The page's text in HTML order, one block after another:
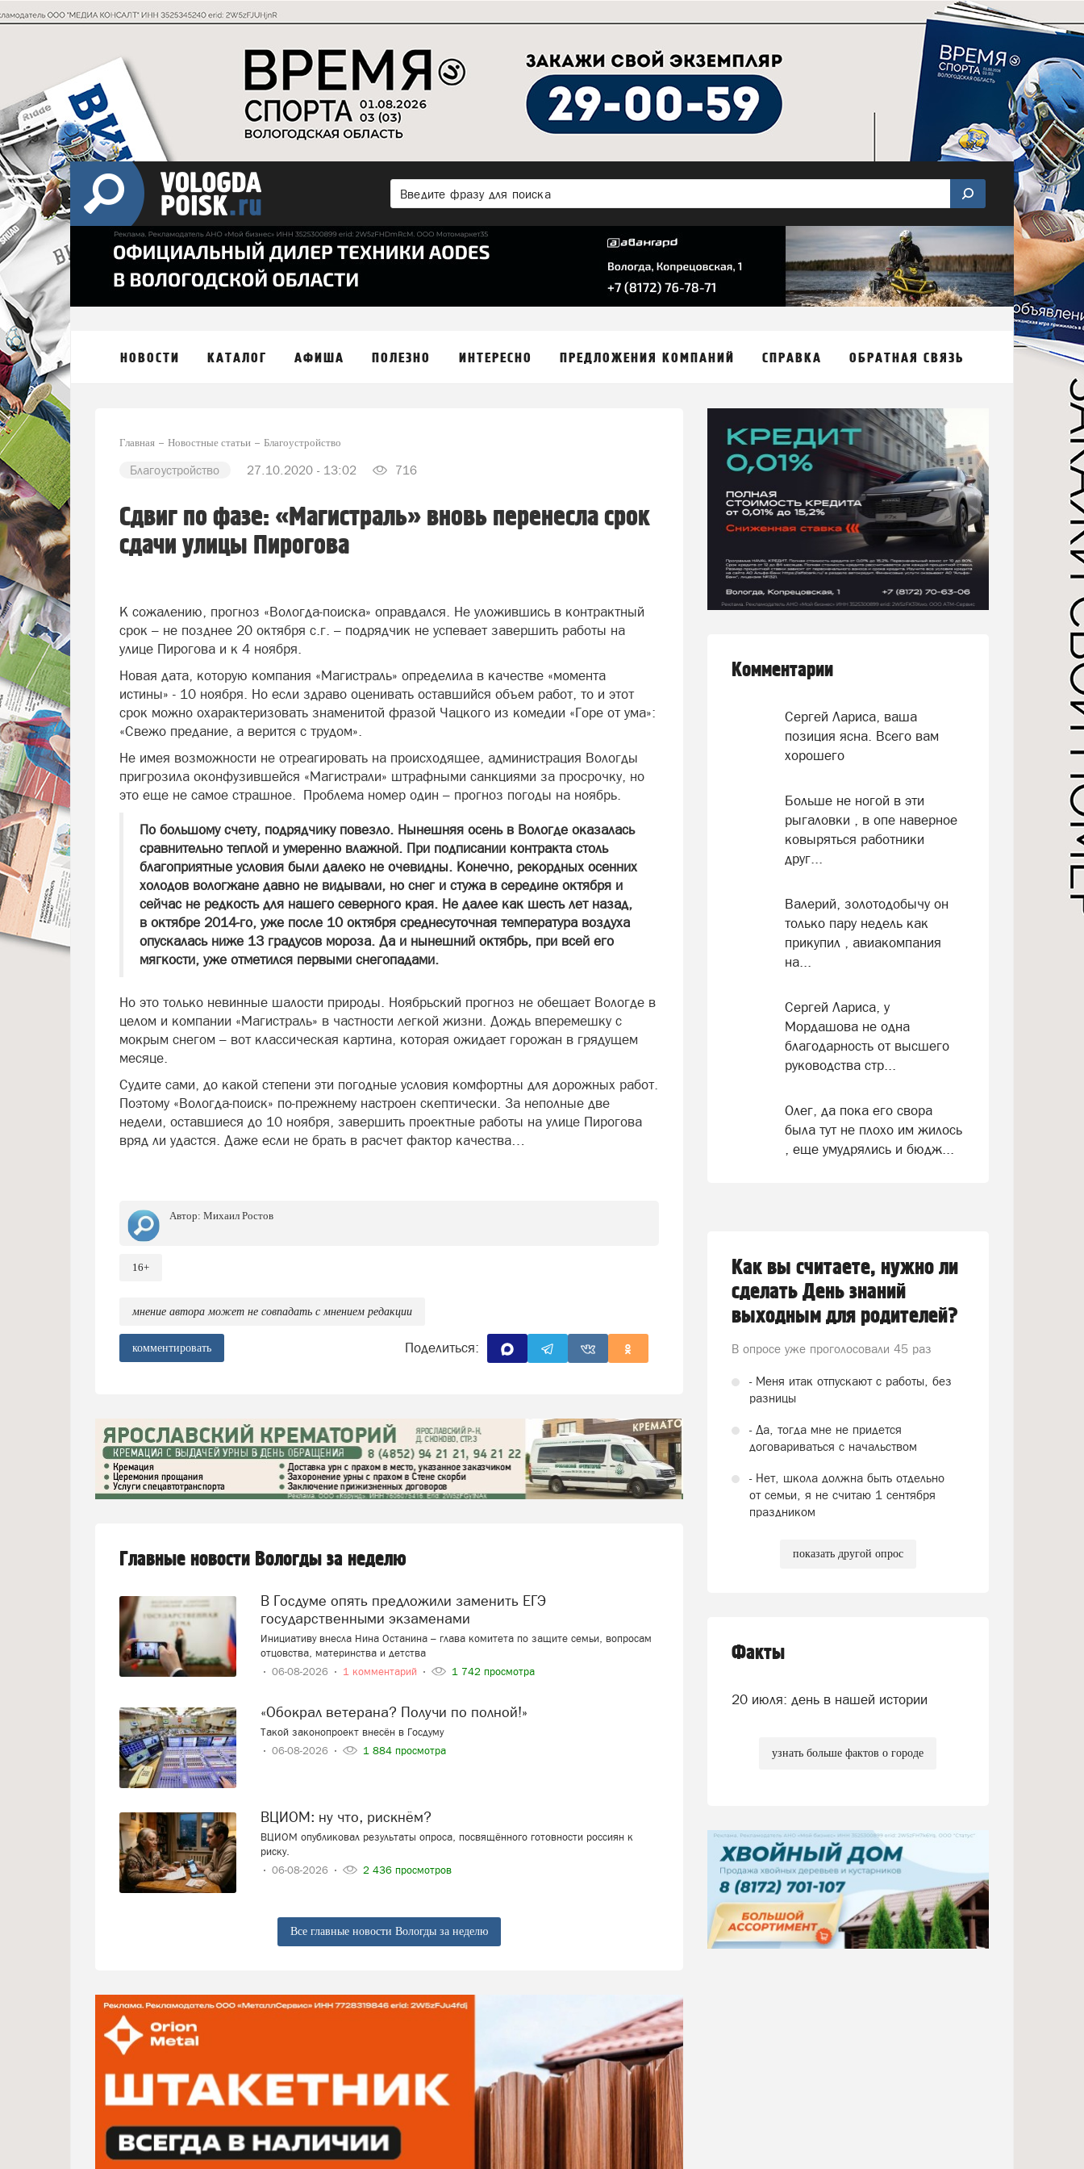
НОВОСТИ КАТАЛОГ АФИША ПОЛЕЗНО ИНТЕРЕСНО ПРЕДЛОЖЕНИЯ КОМПАНИЙ СПРАВКА ОБРАТНАЯ СВЯЗЬ
Главная Новостные статьи Благоустройство
Благоустройство 27.10.2020 - 13:02 716
Сдвиг по фазе: «Магистраль» вновь перенесла срок
сдачи улицы Пирогова
К сожалению, прогноз «Вологда-поиска» оправдался. Не уложившись в контрактный
срок – не позднее 20 октября с.г. – подрядчик не успевает завершить работы на
улице Пирогова и к 4 ноября.
Новая дата, которую компания «Магистраль» определила в качестве «момента
истины» - 10 ноября. Но если здраво оценивать оставшийся объем работ, то и этот
срок можно охарактеризовать знаменитой фразой Чацкого из комедии «Горе от ума»:
«Свежо предание, а верится с трудом».
Не имея возможности не отреагировать на происходящее, администрация Вологды
пригрозила оконфузившейся «Магистрали» штрафными санкциями за просрочку, но
это еще не самое страшное. Проблема номер один – прогноз погоды на ноябрь.
По большому счету, подрядчику повезло. Нынешняя осень в Вологде оказалась
сравнительно теплой и умеренно влажной. При подписании контракта столь
благоприятные условия были далеко не очевидны. Конечно, рекордных осенних
холодов вологжане давно не видывали, но снег и стужа в середине октября и
сейчас не редкость для нашего северного края. Не далее как шесть лет назад,
в октябре 2014-го, уже после 10 октября среднесуточная температура воздуха
опускалась ниже 13 градусов мороза. Да и нынешний октябрь, при всей его
мягкости, уже отметился первыми снегопадами.
Но это только невинные шалости природы. Ноябрьский прогноз не обещает Вологде в
целом и компании «Магистраль» в частности легкой жизни. Дождь вперемешку с
мокрым снегом – вот классическая картина, которая ожидает горожан в грядущем
месяце.
Судите сами, до какой степени эти погодные условия комфортны для дорожных работ.
Поэтому «Вологда-поиск» по-прежнему настроен скептически. За неполные две
недели, оставшиеся до 10 ноября, завершить проектные работы на улице Пирогова
вряд ли удастся. Даже если не брать в расчет фактор качества…
Автор: Михаил Ростов
16+
мнение автора может не совпадать с мнением редакции
комментировать Поделиться:
Главные новости Вологды за неделю
В Госдуме опять предложили заменить ЕГЭ
государственными экзаменами
Инициативу внесла Нина Останина – глава комитета по защите семьи, вопросам
отцовства, материнства и детства
06-08-2026
1 комментарий 1 742 просмотра
«Обокрал ветерана? Получи по полной!»
Такой законопроект внесён в Госдуму
06-08-2026
1 884 просмотра
ВЦИОМ: ну что, рискнём?
ВЦИОМ опубликовал результаты опроса, посвящённого готовности россиян к
риску.
06-08-2026
2 436 просмотров
Все главные новости Вологды за неделю
Комментарии
Сергей Лариса, ваша
позиция ясна. Всего вам
хорошего
Больше не ногой в эти
рыгаловки , в опе наверное
ковыряться работники
друг...
Валерий, золотодобычу он
только пару недель как
прикупил , авиакомпания
на...
Сергей Лариса, у
Мордашова не одна
благодарность от высшего
руководства стр...
Олег, да пока его свора
была тут не плохо им жилось
, еще умудрялись и бюдж...
Как вы считаете, нужно ли
сделать День знаний
выходным для родителей?
В опросе уже проголосовали 45 раз
- Меня итак отпускают с работы, без
разницы
- Да, тогда мне не придется
договариваться с начальством
- Нет, школа должна быть отдельно
от семьи, я не считаю 1 сентября
праздником
показать другой опрос
Факты
20 июля: день в нашей истории
узнать больше фактов о городе